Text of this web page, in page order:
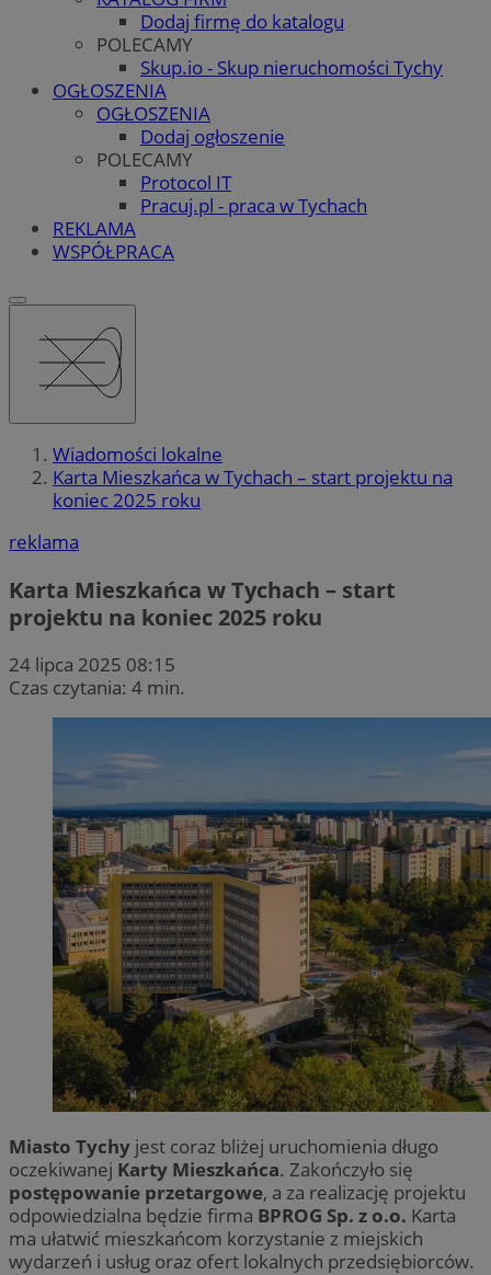
Dodaj firmę do katalogu
POLECAMY
Skup.io - Skup nieruchomości Tychy
OGŁOSZENIA
OGŁOSZENIA
Dodaj ogłoszenie
POLECAMY
Protocol IT
Pracuj.pl - praca w Tychach
REKLAMA
WSPÓŁPRACA
Wiadomości lokalne
Karta Mieszkańca w Tychach – start projektu na
koniec 2025 roku
reklama
Karta Mieszkańca w Tychach – start
projektu na koniec 2025 roku
24 lipca 2025 08:15
Czas czytania: 4 min.
Miasto Tychy jest coraz bliżej uruchomienia długo
oczekiwanej Karty Mieszkańca. Zakończyło się
postępowanie przetargowe, a za realizację projektu
odpowiedzialna będzie firma BPROG Sp. z o.o. Karta
ma ułatwić mieszkańcom korzystanie z miejskich
wydarzeń i usług oraz ofert lokalnych przedsiębiorców.